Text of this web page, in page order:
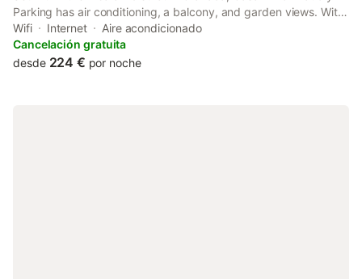
Parking has air conditioning, a balcony, and garden views. With
city views, this accommodation offers a patio.
Wifi Internet
Aire acondicionado
Cancelación gratuita
desde 224 € por noche